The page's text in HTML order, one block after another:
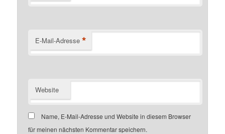
E-Mail-Adresse *
Website
Name, E-Mail-Adresse und Website in diesem Browser
für meinen nächsten Kommentar speichern.